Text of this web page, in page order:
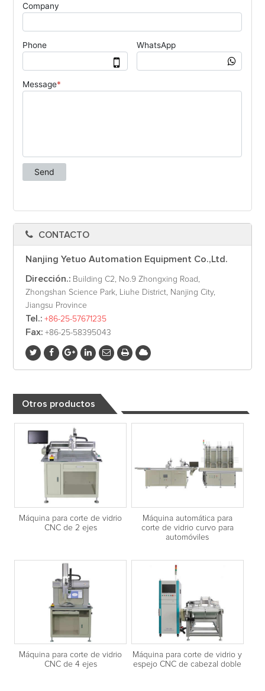
CONTACTO
Nanjing Yetuo Automation Equipment Co.,Ltd.
Dirección.: Building C2, No.9 Zhongxing Road,
Zhongshan Science Park, Liuhe District, Nanjing City,
Jiangsu Province
Tel.: +86-25-57671235
Fax: +86-25-58395043
Otros productos
Máquina para corte de vidrio
CNC de 2 ejes
Máquina automática para
corte de vidrio curvo para
automóviles
Máquina para corte de vidrio
CNC de 4 ejes
Máquina para corte de vidrio y
espejo CNC de cabezal doble